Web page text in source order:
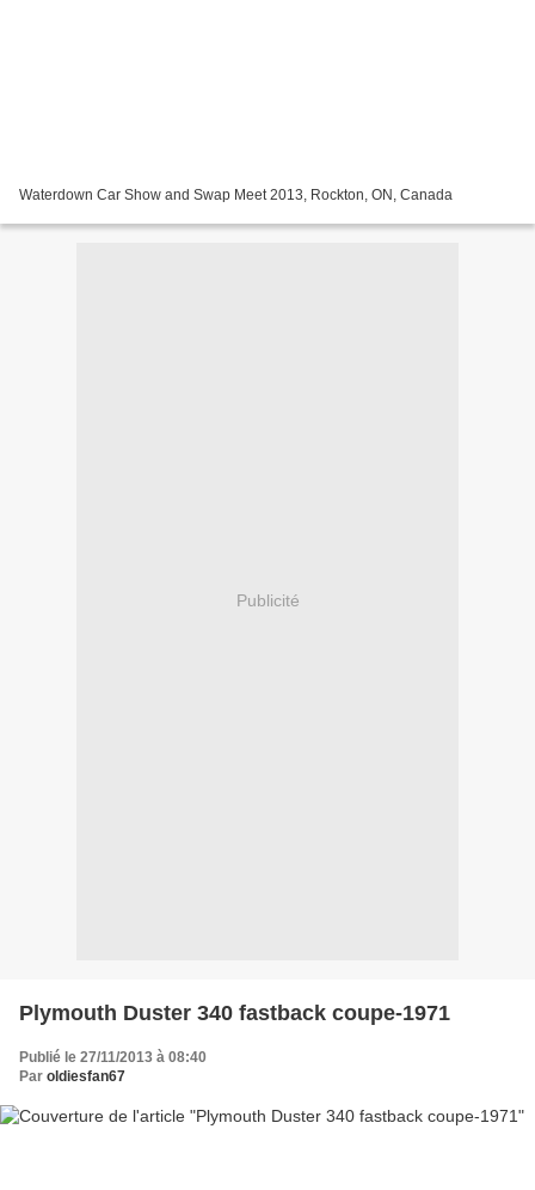
Waterdown Car Show and Swap Meet 2013, Rockton, ON, Canada
Publicité
Plymouth Duster 340 fastback coupe-1971
Publié le 27/11/2013 à 08:40
Par oldiesfan67